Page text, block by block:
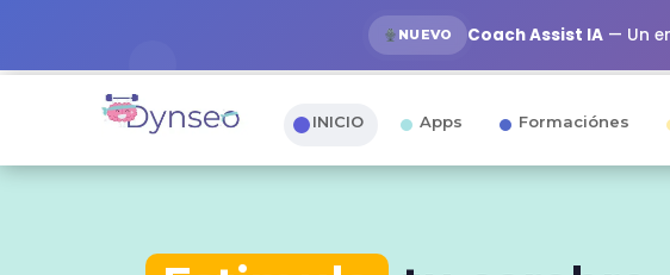
NUEVO Coach Assist IA— Un
INICIO Apps Formaciónes